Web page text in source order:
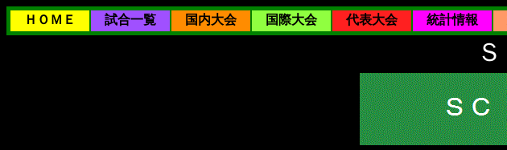
ＨＯＭＥ 試合一覧 国内大会 国際大会 代表大会 統計情報